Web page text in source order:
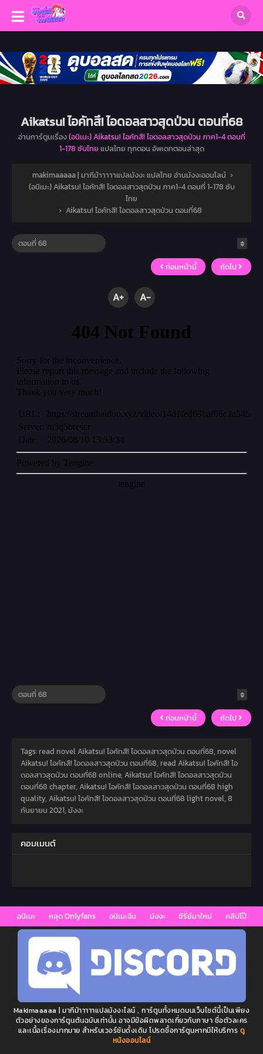
Aikatsu! ไอคัทสึ! ไอดอลสาวสุดป่วน ตอนที่68
อ่านการ์ตูนเรื่อง(อนิเมะ) Aikatsu! ไอคัทสึ! ไอดอลสาวสุดป่วน ภาค1-4 ตอนที่
1-178 ซับไทย แปลไทย ทุกตอน อัพเดทตอนล่าสุด
makimaaaaa | มากีม้าาาาาแปลมังงะ แปลไทย อ่านมังงะออนไลน์ ›
(อนิเมะ) Aikatsu! ไอคัทสึ! ไอดอลสาวสุดป่วน ภาค1-4 ตอนที่ 1-178 ซับ
ไทย
› Aikatsu! ไอคัทสึ! ไอดอลสาวสุดป่วน ตอนที่68
ก่อนหน้านี้ ถัดไป
A+ A-
ก่อนหน้านี้ ถัดไป
Tags: read novel Aikatsu! ไอคัทสึ! ไอดอลสาวสุดป่วน ตอนที่68, novel
Aikatsu! ไอคัทสึ! ไอดอลสาวสุดป่วน ตอนที่68, read Aikatsu! ไอคัทสึ! ไอ
ดอลสาวสุดป่วน ตอนที่68 online, Aikatsu! ไอคัทสึ! ไอดอลสาวสุดป่วน
ตอนที่68 chapter, Aikatsu! ไอคัทสึ! ไอดอลสาวสุดป่วน ตอนที่68 high
quality, Aikatsu! ไอคัทสึ! ไอดอลสาวสุดป่วน ตอนที่68 light novel, 8
กันยายน 2021, มังงะ
คอมเมนต์
อนิเมะ หลุด Onlyfans อนิเมะจีน มังงะ ซีรี่ย์มาใหม่ คลิปโป๊
Makimaaaaa | มากีม้าาาาาแปลมังงะไลน์ , การ์ตูนทั้งหมดบนเว็บไซต์นี้เป็นเพียง
ตัวอย่างของการ์ตูนต้นฉบับเท่านั้น อาจมีข้อผิดพลาดเกี่ยวกับภาษา ชื่อตัวละคร
และเนื้อเรื่องมากมาย สำหรับเวอร์ชันดั้งเดิม โปรดซื้อการ์ตูนหากมีให้บริการ ดู
หนังออนไลน์